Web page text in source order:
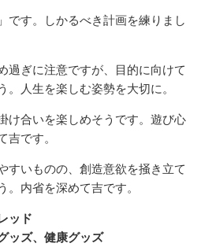
です。しかるべき計画を練りまし
過ぎに注意ですが、目的に向けて
人生を楽しむ姿勢を大切に。
け合いを楽しめそうです。遊び心
吉です。
すいものの、創造意欲を掻き立て
。内省を深めて吉です。
ッド
ッズ、健康グッズ